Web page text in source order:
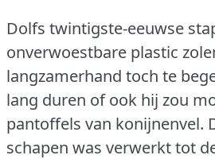
Dolfs twintigste-eeuwse
onverwoestbare plastic
langzamerhand toch te
lang duren of ook hij zou
pantoffels van konijnenvel.
schapen was verwerkt tot